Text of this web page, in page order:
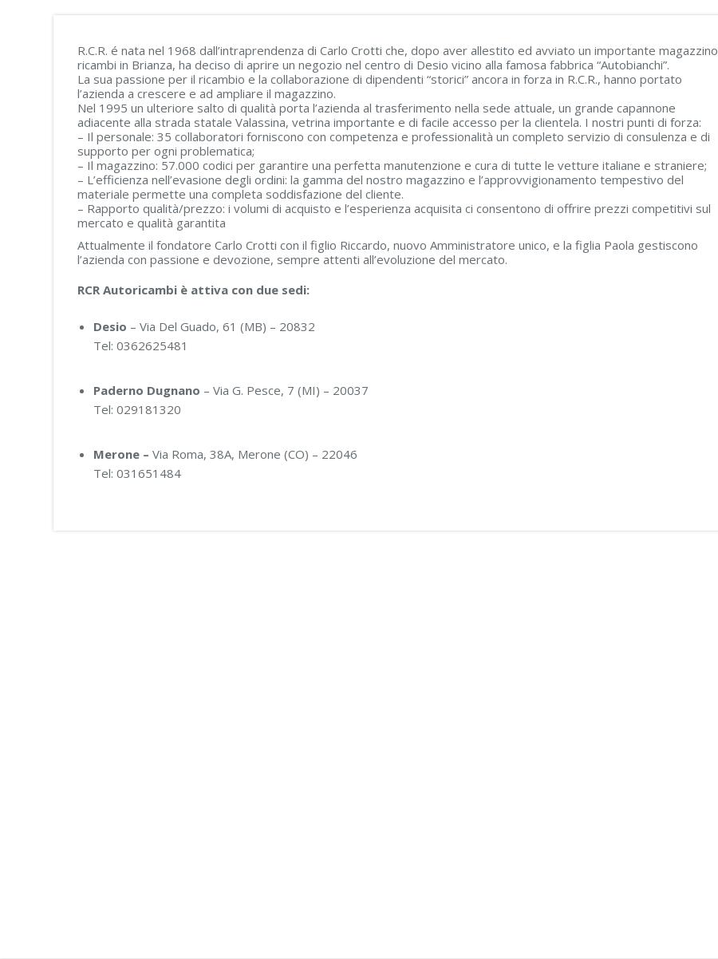
R.C.R. é nata nel 1968 dall’intraprendenza di Carlo Crotti che, dopo aver allestito ed avviato un importante magazzino
ricambi in Brianza, ha deciso di aprire un negozio nel centro di Desio vicino alla famosa fabbrica “Autobianchi”.
La sua passione per il ricambio e la collaborazione di dipendenti “storici” ancora in forza in R.C.R., hanno portato
l’azienda a crescere e ad ampliare il magazzino.
Nel 1995 un ulteriore salto di qualità porta l’azienda al trasferimento nella sede attuale, un grande capannone
adiacente alla strada statale Valassina, vetrina importante e di facile accesso per la clientela. I nostri punti di forza:
– Il personale: 35 collaboratori forniscono con competenza e professionalità un completo servizio di consulenza e di
supporto per ogni problematica;
– Il magazzino: 57.000 codici per garantire una perfetta manutenzione e cura di tutte le vetture italiane e straniere;
– L’efficienza nell’evasione degli ordini: la gamma del nostro magazzino e l’approvvigionamento tempestivo del
materiale permette una completa soddisfazione del cliente.
– Rapporto qualità/prezzo: i volumi di acquisto e l’esperienza acquisita ci consentono di offrire prezzi competitivi sul
mercato e qualità garantita
Attualmente il fondatore Carlo Crotti con il figlio Riccardo, nuovo Amministratore unico, e la figlia Paola gestiscono
l’azienda con passione e devozione, sempre attenti all’evoluzione del mercato.
RCR Autoricambi è attiva con due sedi:
Desio – Via Del Guado, 61 (MB) – 20832
Tel: 0362625481
Paderno Dugnano – Via G. Pesce, 7 (MI) – 20037
Tel: 029181320
Merone –Via Roma, 38A, Merone (CO) – 22046
Tel: 031651484